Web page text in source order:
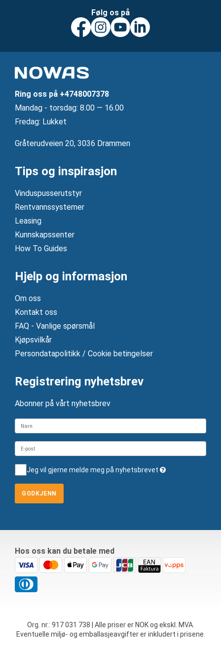
Følg os på
Ring oss på +4748007378
Mandag ‐ torsdag: 8.00 — 16.00
Fredag: Lukket
Gråterudveien 20, 3036 Drammen
Tips og inspirasjon
Vinduspusserutstyr
Rentvannssystemer
Leasing
Kunnskapssenter
How To Guides
Hjelp og informasjon
Om oss
Kontakt oss
FAQ - Vanlige spørsmål
Kjøpsvilkår
Persondatapolitikk / Cookie betingelser
Registrering nyhetsbrev
Abonner på vårt nyhetsbrev
Jeg vil gjerne melde meg på nyhetsbrevet
GODKJENN
Hos oss kan du betale med
Org. nr.: 917 031 738 | Alle priser er NOK og ekskl. MVA.
Eventuelle miljø- og emballasjeavgifter er inkludert i prisene.